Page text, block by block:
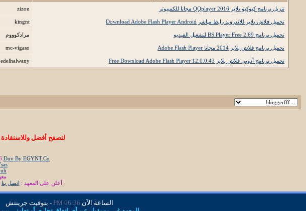
تنزيل برنامج كيوكيو بلاير QQplayer 2016 مجانا للكمبيوتر
zizou
تحميل فلاش بلاير للاندرويد رابط مباشر Download Adobe Flash Player Android kingnt
تحميل برنامج BS.Player Free 2.69 لتشغيل الفيديو مرادكوووم
تحميل برنامج فلاش بلاير 2014 مجانا Adobe Flash Player mc-vigaso
تحميل برنامج أدوبى فلاش بلاير Free Download Adobe Flash Player 12.0.0.43
لتصفح أفضل
Dov By EGYNT.Co
أعلن على المعهد : اتصل بنا
الساعة الآن 06:36 PM
- بتوقيت جرينتش